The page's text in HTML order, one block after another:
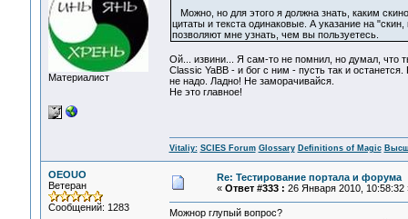
Материалист
Можно, но для этого я должна знать, каким
цитаты и текста одинаковые. А указание на
позволяют мне узнать, чем вы пользуетесь.
Ой... извини... Я сам-то не помнил, но думал, что
Classic YaBB - и бог с ним - пусть так и
не надо. Ладно! Не заморачивайся.
Не это главное!
Vitaliy: SCIES Forum Glossary Definitions of Magic
OEOUO
Ветеран
Сообщений: 1283
Re: Тестирование портала и форума
« Ответ #333 : 26 Января 2010, 10:58:32
Можнор глупый вопрос?